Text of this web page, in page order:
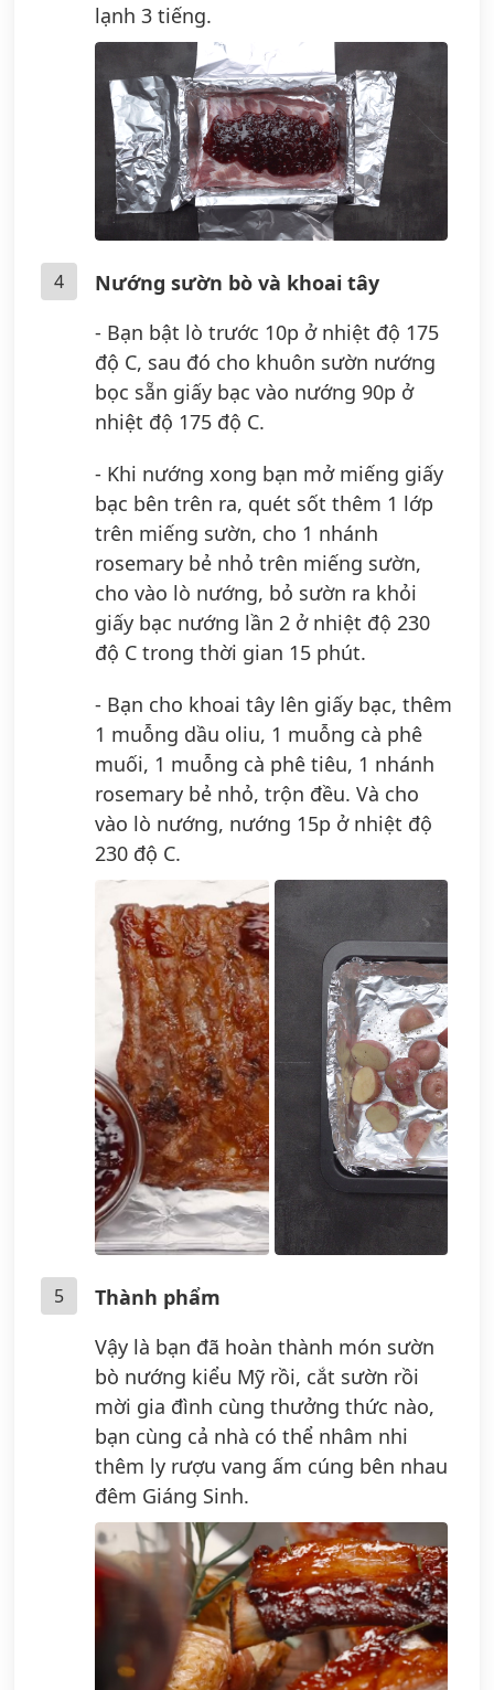
lạnh 3 tiếng.
4
Nướng sườn bò và khoai tây
- Bạn bật lò trước 10p ở nhiệt độ 175
độ C, sau đó cho khuôn sườn nướng
bọc sẵn giấy bạc vào nướng 90p ở
nhiệt độ 175 độ C.
- Khi nướng xong bạn mở miếng giấy
bạc bên trên ra, quét sốt thêm 1 lớp
trên miếng sườn, cho 1 nhánh
rosemary bẻ nhỏ trên miếng sườn,
cho vào lò nướng, bỏ sườn ra khỏi
giấy bạc nướng lần 2 ở nhiệt độ 230
độ C trong thời gian 15 phút.
- Bạn cho khoai tây lên giấy bạc, thêm
1 muỗng dầu oliu, 1 muỗng cà phê
muối, 1 muỗng cà phê tiêu, 1 nhánh
rosemary bẻ nhỏ, trộn đều. Và cho
vào lò nướng, nướng 15p ở nhiệt độ
230 độ C.
5
Thành phẩm
Vậy là bạn đã hoàn thành món sườn
bò nướng kiểu Mỹ rồi, cắt sườn rồi
mời gia đình cùng thưởng thức nào,
bạn cùng cả nhà có thể nhâm nhi
thêm ly rượu vang ấm cúng bên nhau
đêm Giáng Sinh.